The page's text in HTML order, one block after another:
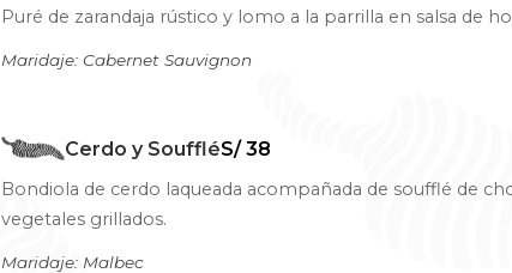
Puré de zarandaja rústico y lomo a la parrilla en salsa de
Maridaje: Cabernet Sauvignon
Cerdo y SouffléS/ 38
Bondiola de cerdo laqueada acompañada de soufflé de
vegetales grillados.
Maridaje: Malbec